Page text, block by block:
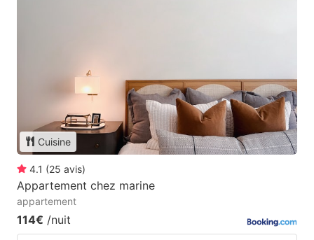
Cuisine
4.1 (25 avis)
Appartement chez marine
appartement
114€ /nuit